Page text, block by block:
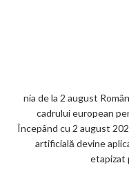
nia de la 2 august
cadrului european
Începând cu 2 august
artificială devine
etapizat